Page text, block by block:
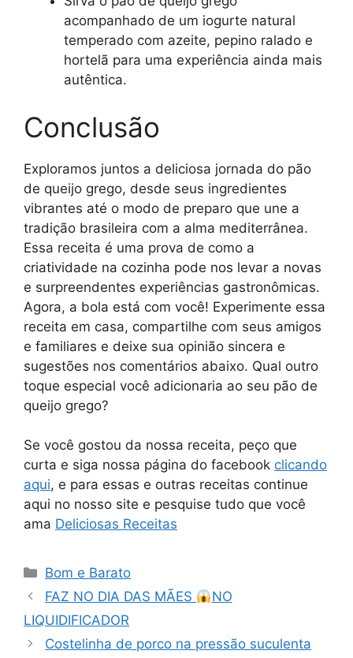
acompanhado de um iogurte natural
temperado com azeite, pepino ralado e
hortelã para uma experiência ainda mais
autêntica.
Conclusão
Exploramos juntos a deliciosa jornada do pão
de queijo grego, desde seus ingredientes
vibrantes até o modo de preparo que une a
tradição brasileira com a alma mediterrânea.
Essa receita é uma prova de como a
criatividade na cozinha pode nos levar a novas
e surpreendentes experiências gastronômicas.
Agora, a bola está com você! Experimente essa
receita em casa, compartilhe com seus amigos
e familiares e deixe sua opinião sincera e
sugestões nos comentários abaixo. Qual outro
toque especial você adicionaria ao seu pão de
queijo grego?
Se você gostou da nossa receita, peço que
curta e siga nossa página do facebook clicando
aqui, e para essas e outras receitas continue
aqui no nosso site e pesquise tudo que você
ama Deliciosas Receitas
Categorias
Bom e Barato
FAZ NO DIA DAS MÃES
NO
LIQUIDIFICADOR
Costelinha de porco na pressão suculenta